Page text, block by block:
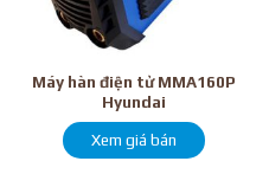
Máy hàn điện tử MMA160P
Hyundai
Xem giá bán